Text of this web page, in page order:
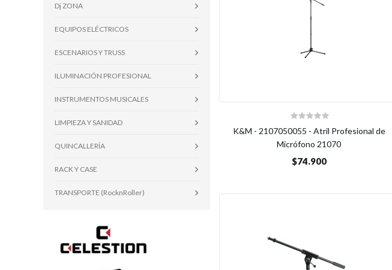
Dj ZONA
EQUIPOS ELÉCTRICOS
ESCENARIOS Y TRUSS
ILUMINACIÓN PROFESIONAL
INSTRUMENTOS MUSICALES
LIMPIEZA Y SANIDAD
QUINCALLERÍA
RACK Y CASE
TRANSPORTE (RocknRoller)
K&M - 2107050055 - Atril Profesional de
Micrófono 21070
$74.900